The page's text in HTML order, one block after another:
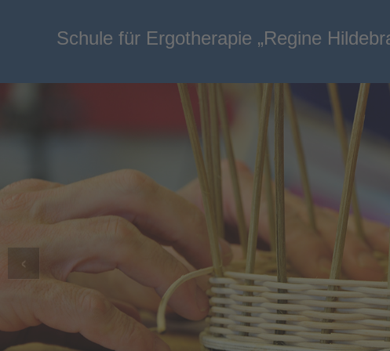
Schule für Ergotherapie „Regine
‹